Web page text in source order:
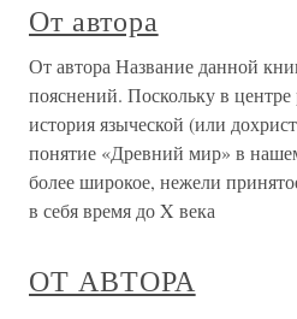
От автора
От автора Название данной
пояснений. Поскольку в центре
история языческой (или
понятие «Древний мир» в
более широкое, нежели
в себя время до X века
ОТ АВТОРА